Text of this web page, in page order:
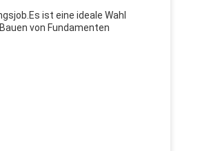
ist eine ideale Wahl
von Fundamenten